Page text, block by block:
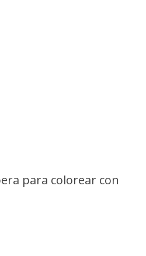
para colorear con